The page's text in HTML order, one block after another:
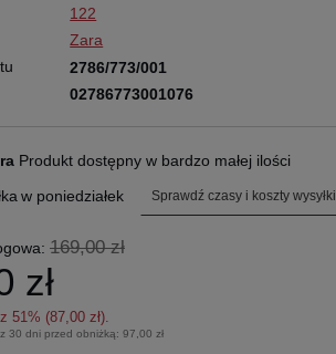
122
Zara
2786/773/001
02786773001076
Produkt dostępny w bardzo małej ilości
w poniedziałek Sprawdź czasy i koszty wysyłki
169,00 zł
zł
51% (87,00 zł).
30 dni przed obniżką: 97,00 zł